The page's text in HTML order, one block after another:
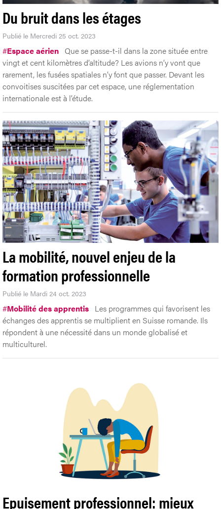
Du bruit dans les étages
Publié le Mercredi 25 oct. 2023
#Espace aérien Que se passe-t-il dans la zone située entre
vingt et cent kilomètres d’altitude? Les avions n’y vont que
rarement, les fusées spatiales n’y font que passer. Devant les
convoitises suscitées par cet espace, une réglementation
internationale est à l’étude.
La mobilité, nouvel enjeu de la
formation professionnelle
Publié le Mardi 24 oct. 2023
#Mobilité des apprentis Les programmes qui favorisent les
échanges des apprentis se multiplient en Suisse romande. Ils
répondent à une nécessité dans un monde globalisé et
multiculturel.
Epuisement professionnel: mieux